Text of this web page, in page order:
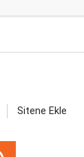
Sitene Ekle